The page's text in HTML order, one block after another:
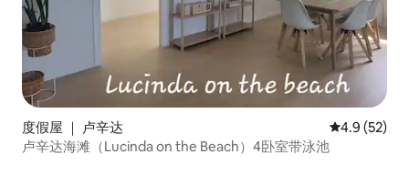
度假屋 ｜ 卢辛达 平均评分
4.9 (52)
卢辛达海滩（Lucinda on the Beach）4卧室带泳池